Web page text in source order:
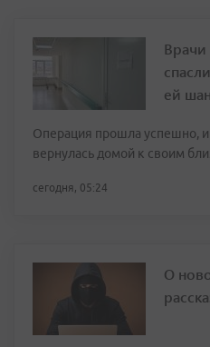
Врачи
ей
Операция прошла успешно, и
вернулась домой к своим
сегодня, 05:24
О